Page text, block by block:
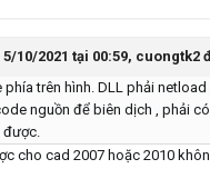
10/2021 tại 00:59, cuongtk2
phía trên hình. DLL phải
nguồn để biên dịch , phải
được.
cho cad 2007 hoặc 2010